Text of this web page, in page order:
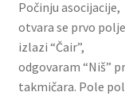
Počinju asocijacije,
otvara se prvo
izlazi “Čair”,
odgovaram “Niš”
takmičara. Pole